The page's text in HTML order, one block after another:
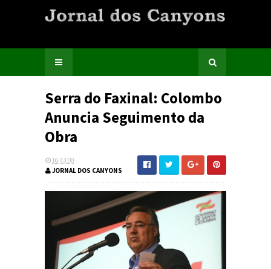
Serra do Faxinal: Colombo
Anuncia Seguimento da
Obra
16:43:00
JORNAL DOS CANYONS